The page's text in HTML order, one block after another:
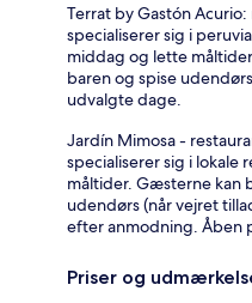
Terrat by Gastón
specialiserer sig i
middag og lette
baren og spise
udvalgte dage.
Jardín Mimosa -
specialiserer sig i lokale
måltider. Gæsterne kan
udendørs (når vejret
efter anmodning. Åben
Priser og